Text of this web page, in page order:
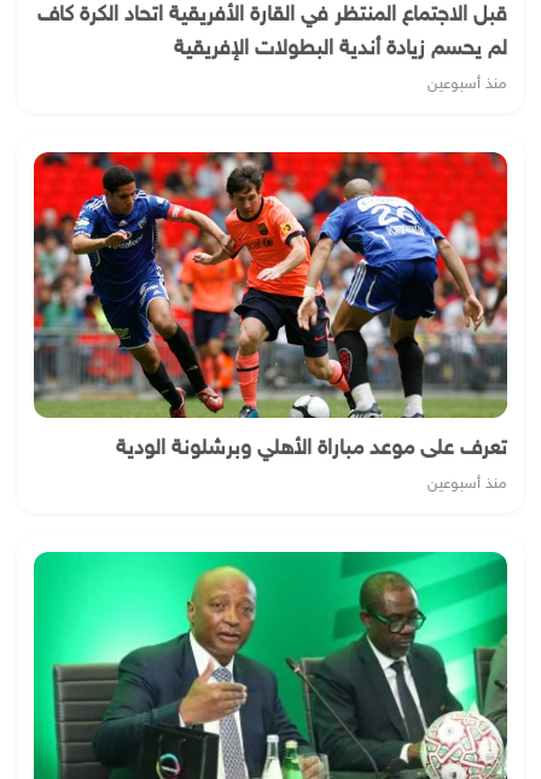
قبل الاجتماع المنتظر في القارة الأفريقية اتحاد الكرة كاف
لم يحسم زيادة أندية البطولات الإفريقية
منذ أسبوعين
تعرف على موعد مباراة الأهلي وبرشلونة الودية
منذ أسبوعين